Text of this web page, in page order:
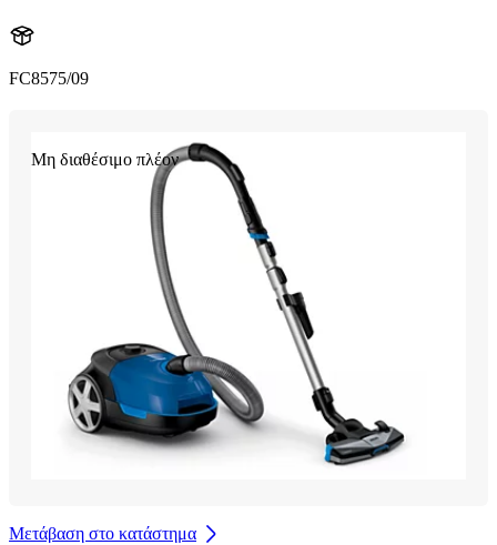
FC8575/09
Μη διαθέσιμο πλέον
Μετάβαση στο κατάστημα